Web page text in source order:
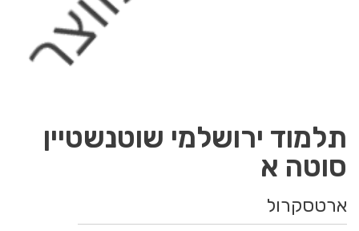
תלמוד ירושלמי שוטנשטיין
סוטה א
ארטסקרול